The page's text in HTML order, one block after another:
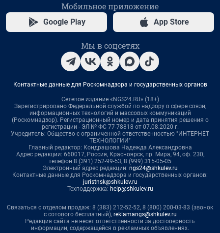
Мобильное приложение
Google Play App Store
Мы в соцсетях
Контактные данные для Роскомнадзора и государственных органов
Сетевое издание «NGS24.RU» (18+)
Зарегистрировано Федеральной службой по надзору в сфере связи,
информационных технологий и массовых коммуникаций
(Роскомнадзор). Регистрационный номер и дата принятия решения о
регистрации - ЭЛ № ФС 77-78818 от 07.08.2020 г.
Учредитель: Общество с ограниченной ответственностью "ИНТЕРНЕТ
ТЕХНОЛОГИИ"
Главный редактор: Кондрашова Надежда Александровна
Адрес редакции: 660017, Россия, Красноярск, пр. Мира, 94, оф. 230,
телефон 8 (391) 252-99-53, 8 (999) 315-05-05
Электронный адрес редакции: ngs24@shkulev.ru
Контактные данные для Роскомнадзора и государственных органов:
juristnsk@shkulev.ru
Техподдержка: help@shkulev.ru
Связаться с отделом продаж: 8 (383) 212-52-52, 8 (800) 200-03-83 (звонок
с сотового бесплатный), reklamangs@shkulev.ru
Редакция сайта не несет ответственности за достоверность
информации, содержащейся в рекламных объявлениях.